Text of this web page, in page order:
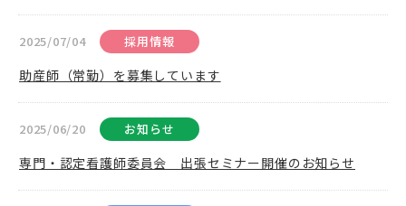
2025/07/04 採用情報
助産師（常勤）を募集しています
2025/06/20 お知らせ
専門・認定看護師委員会 出張セミナー開催のお知らせ